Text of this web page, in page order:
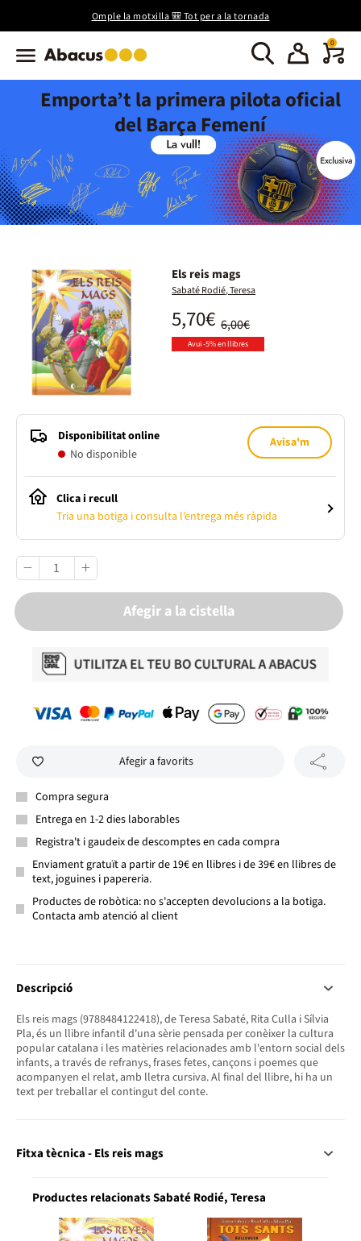
Omple la motxilla 🎒 Tot per a la tornada
0
Emporta’t la primera pilota oficial
del Barça Femení
Els reis mags
Sabaté Rodié, Teresa
6,00€
5,70€
Avui -5% en llibres
Disponibilitat online
No disponible
Avisa'm
Clica i recull
Tria una botiga i consulta l’entrega més ràpida
Afegir a la cistella
Afegir a favorits
Compra segura
Entrega en 1-2 dies laborables
Registra't i gaudeix de descomptes en cada compra
Enviament gratuït a partir de 19€ en llibres i de 39€ en llibres de
text, joguines i papereria.
Productes de robòtica: no s'accepten devolucions a la botiga.
Contacta amb atenció al client
Descripció
Els reis mags (9788484122418), de Teresa Sabaté, Rita Culla i Sílvia
Pla, és un llibre infantil d'una sèrie pensada per conèixer la cultura
popular catalana i les matèries relacionades amb l'entorn social dels
infants, a través de refranys, frases fetes, cançons i poemes que
acompanyen el relat, amb lletra cursiva. Al final del llibre, hi ha un
text per treballar el contingut del conte.
Fitxa tècnica - Els reis mags
Productes relacionats Sabaté Rodié, Teresa